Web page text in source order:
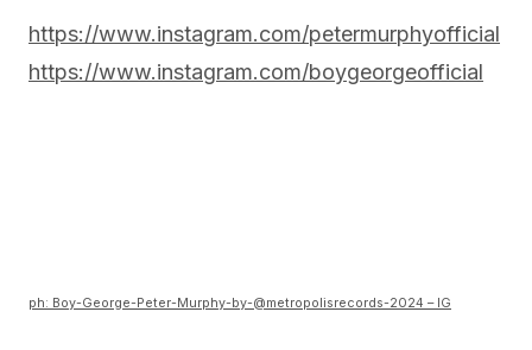
https://www.instagram.com/petermurphyofficial
https://www.instagram.com/boygeorgeofficial
ph: Boy-George-Peter-Murphy-by-@metropolisrecords-2024 – IG